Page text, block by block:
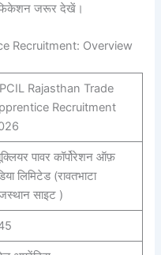
जरूर देखें।
Recruitment: Overview
Rajasthan Trade
Recruitment
पावर कॉर्पोरेशन ऑफ़
लिमिटेड (रावतभाटा
साइट )